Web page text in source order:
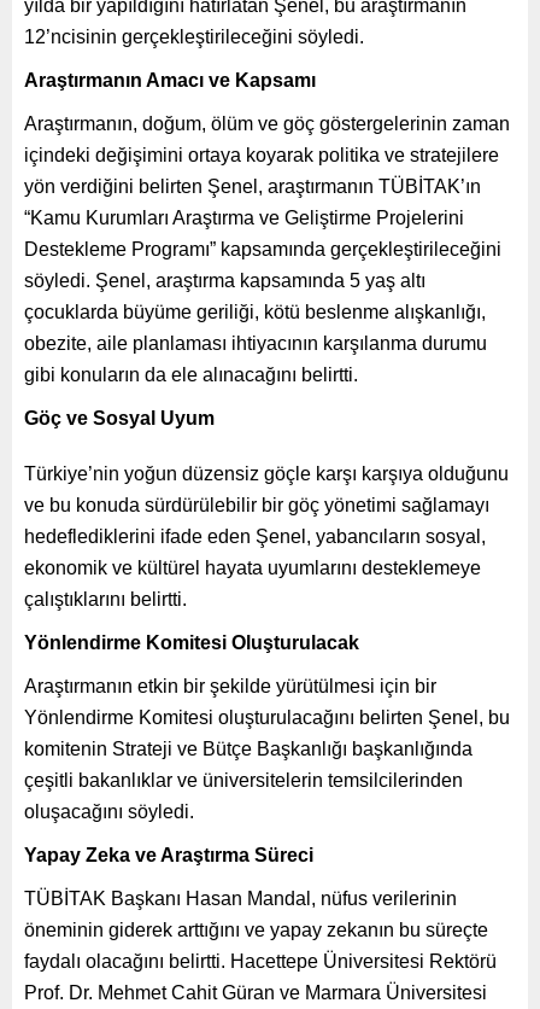
yılda bir yapıldığını hatırlatan Şenel, bu araştırmanın
12’ncisinin gerçekleştirileceğini söyledi.
Araştırmanın Amacı ve Kapsamı
Araştırmanın, doğum, ölüm ve göç göstergelerinin zaman
içindeki değişimini ortaya koyarak politika ve stratejilere
yön verdiğini belirten Şenel, araştırmanın TÜBİTAK’ın
“Kamu Kurumları Araştırma ve Geliştirme Projelerini
Destekleme Programı” kapsamında gerçekleştirileceğini
söyledi. Şenel, araştırma kapsamında 5 yaş altı
çocuklarda büyüme geriliği, kötü beslenme alışkanlığı,
obezite, aile planlaması ihtiyacının karşılanma durumu
gibi konuların da ele alınacağını belirtti.
Göç ve Sosyal Uyum
Türkiye’nin yoğun düzensiz göçle karşı karşıya olduğunu
ve bu konuda sürdürülebilir bir göç yönetimi sağlamayı
hedeflediklerini ifade eden Şenel, yabancıların sosyal,
ekonomik ve kültürel hayata uyumlarını desteklemeye
çalıştıklarını belirtti.
Yönlendirme Komitesi Oluşturulacak
Araştırmanın etkin bir şekilde yürütülmesi için bir
Yönlendirme Komitesi oluşturulacağını belirten Şenel, bu
komitenin Strateji ve Bütçe Başkanlığı başkanlığında
çeşitli bakanlıklar ve üniversitelerin temsilcilerinden
oluşacağını söyledi.
Yapay Zeka ve Araştırma Süreci
TÜBİTAK Başkanı Hasan Mandal, nüfus verilerinin
öneminin giderek arttığını ve yapay zekanın bu süreçte
faydalı olacağını belirtti. Hacettepe Üniversitesi Rektörü
Prof. Dr. Mehmet Cahit Güran ve Marmara Üniversitesi